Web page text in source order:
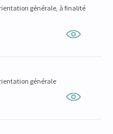
générale, à finalité
générale